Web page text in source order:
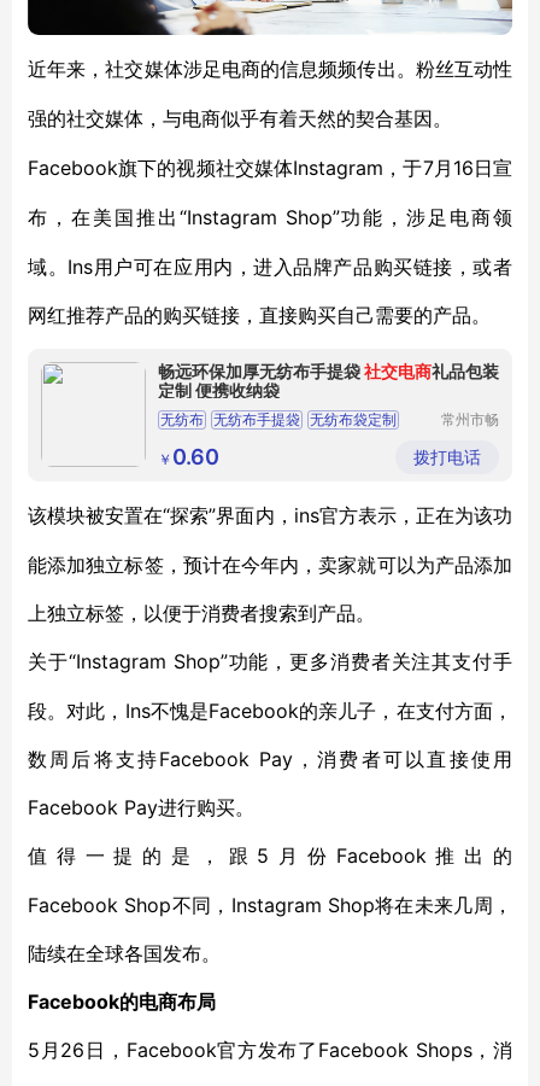
近年来，社交媒体涉足电商的信息频频传出。粉丝互动性
强的社交媒体，与电商似乎有着天然的契合基因。
Facebook旗下的视频社交媒体Instagram，于7月16 日宣
布，在美国推出 “Instagram Shop”功能，涉足电商领
域。Ins用户可在应用内，进入品牌产品购买链接，或者
网红推荐产品的购买链接，直接购买自己需要的产品。
畅远环保加厚无纺布手提袋社交电商礼品包装
定制 便携收纳袋
无纺布 无纺布手提袋 无纺布袋定制
无纺布袋
常州市畅
制品有限
公司
￥ 0.60 拨打电话
该模块被安置在“探索”界面内，ins官方表示，正在为该功
能添加独立标签，预计在今年内，卖家就可以为产品添加
上独立标签，以便于消费者搜索到产品。
关于“Instagram Shop”功能，更多消费者关注其支付手
段。对此，Ins不愧是Facebook的亲儿子，在支付方面，
数周后将支持Facebook Pay，消费者可以直接使用
Facebook Pay进行购买。
值得一提的是，跟 5月份Facebook推出的
Facebook Shop不同，Instagram Shop将在未来几周，
陆续在全球各国发布。
Facebook的电商布局
5月26 日， Facebook官方发布了Facebook Shops，消